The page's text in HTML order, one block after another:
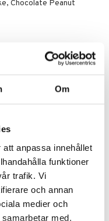
Om
anpassa innehållet
funktioner
trafik. Vi
och annan
medier och
med.
Chocolate Peanut